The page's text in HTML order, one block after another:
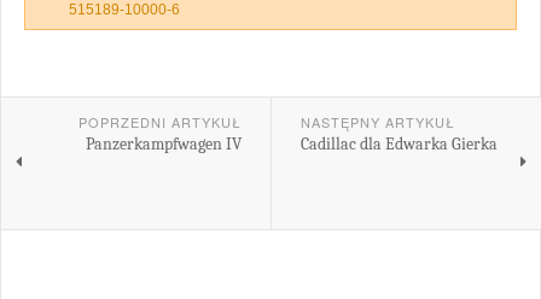
515189-10000-6
POPRZEDNI ARTYKUŁ
Panzerkampfwagen IV
NASTĘPNY ARTYKUŁ
Cadillac dla Edwarka Gierka